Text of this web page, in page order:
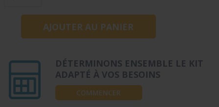
DÉTERMINONS ENSEMBLE LE KIT
ADAPTÉ À VOS BESOINS
COMMENCER